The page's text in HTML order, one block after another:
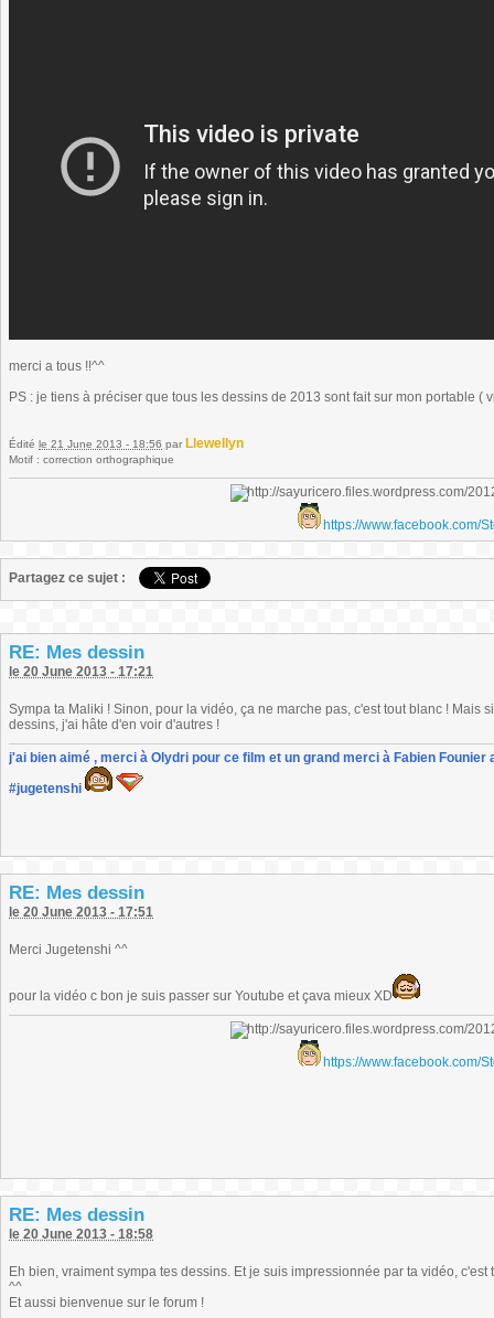
merci a tous !!^^
PS : je tiens à préciser que tous les dessins de 2013 sont fait sur mon portable (
Édité le 21 June 2013 - 18:56 par Llewellyn
Motif : correction orthographique
https://www.facebook.com/
Partagez ce sujet :
RE: Mes dessin
le 20 June 2013 - 17:21
Sympa ta Maliki ! Sinon, pour la vidéo, ça ne marche pas, c'est tout blanc ! Mais
dessins, j'ai hâte d'en voir d'autres !
j'ai bien aimé , merci à Olydri pour ce film et un grand merci à Fabien
#jugetenshi
RE: Mes dessin
le 20 June 2013 - 17:51
Merci Jugetenshi ^^
pour la vidéo c bon je suis passer sur Youtube et çava mieux XD
https://www.facebook.com/
RE: Mes dessin
le 20 June 2013 - 18:58
Eh bien, vraiment sympa tes dessins. Et je suis impressionnée par ta vidéo,
^^
Et aussi bienvenue sur le forum !